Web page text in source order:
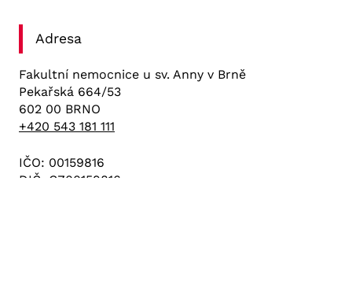
Adresa
Fakultní nemocnice u sv. Anny v Brně
Pekařská 664/53
602 00 BRNO
+420 543 181 111
IČO: 00159816
DIČ: CZ00159816